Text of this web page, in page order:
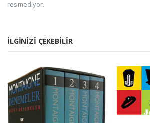
resmediyor.
İLGINIZI ÇEKEBILIR